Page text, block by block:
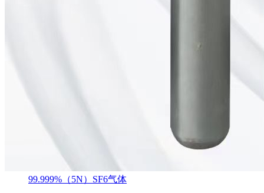
99.999%（5N）SF6气体